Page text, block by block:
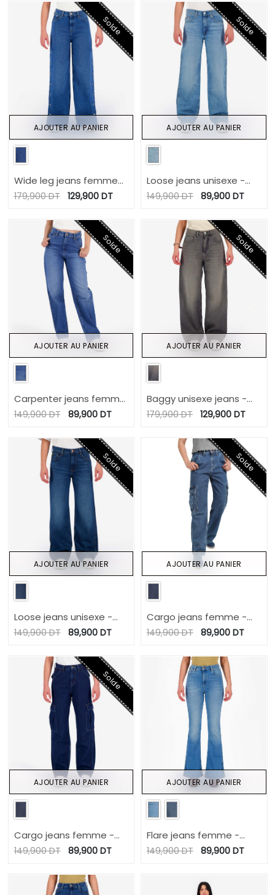
Solde
Wide leg jeans femme
avec boutons pressions
179,900DT 129,900DT
AJOUTER AU PANIER
Solde
Loose jeans unisexe -
NOOR
149,900DT 89,900 DT
AJOUTER AU PANIER
Solde
Carpenter jeans femme
- KARIMA
149,900DT 89,900DT
AJOUTER AU PANIER
Solde
Baggy unisexe jeans -
BASSYM
179,900DT 129,900 DT
AJOUTER AU PANIER
Solde
Loose jeans unisexe -
NOOR
149,900DT 89,900DT
AJOUTER AU PANIER
Solde
Cargo jeans femme -
KAMILA
149,900DT 89,900 DT
AJOUTER AU PANIER
Solde
Cargo jeans femme -
KAMILA
149,900DT 89,900DT
AJOUTER AU PANIER
Flare jeans femme -
FERYEL
149,900DT 89,900 DT
AJOUTER AU PANIER